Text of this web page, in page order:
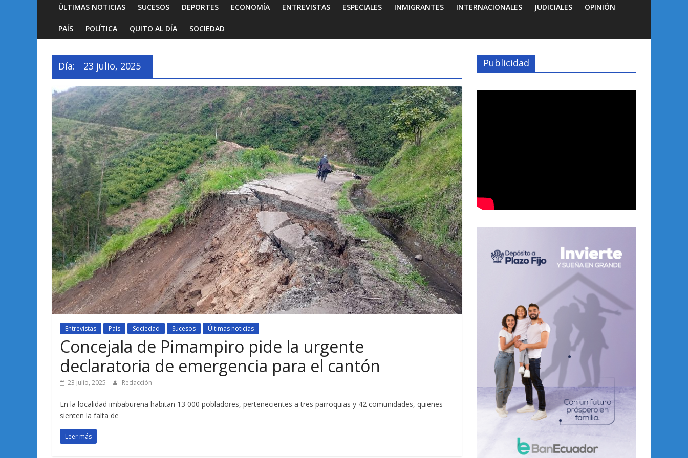
ÚLTIMAS NOTICIAS SUCESOS DEPORTES ECONOMÍA ENTREVISTAS ESPECIALES INMIGRANTES INTERNACIONALES JUDICIALES OPINIÓN
PAÍS POLÍTICA QUITO AL DÍA SOCIEDAD
Día: 23 julio, 2025
Entrevistas País Sociedad Sucesos Últimas noticias
Concejala de Pimampiro pide la urgente
declaratoria de emergencia para el cantón
23 julio, 2025 Redacción
En la localidad imbabureña habitan 13 000 pobladores, pertenecientes a tres parroquias y 42 comunidades, quienes
sienten la falta de
Leer más
Publicidad